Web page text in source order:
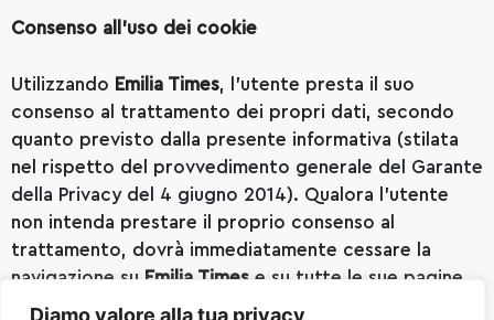
Diamo valore alla tua privacy
Consenso all’uso dei cookie
Utilizzando Emilia Times, l’utente presta il suo
consenso al trattamento dei propri dati, secondo
quanto previsto dalla presente informativa (stilata
nel rispetto del provvedimento generale del Garante
della Privacy del 4 giugno 2014). Qualora l’utente
non intenda prestare il proprio consenso al
trattamento, dovrà immediatamente cessare la
navigazione su Emilia Times e su tutte le sue pagine.
La continuazione della navigazione sul Sito equivarrà